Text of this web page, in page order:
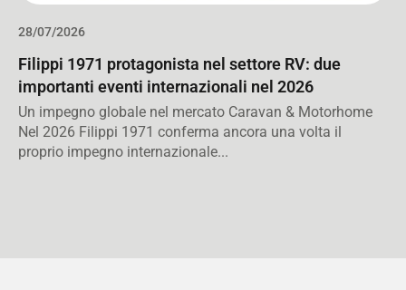
28/07/2026
Filippi 1971 protagonista nel settore RV: due
importanti eventi internazionali nel 2026
Un impegno globale nel mercato Caravan & Motorhome
Nel 2026 Filippi 1971 conferma ancora una volta il
proprio impegno internazionale...